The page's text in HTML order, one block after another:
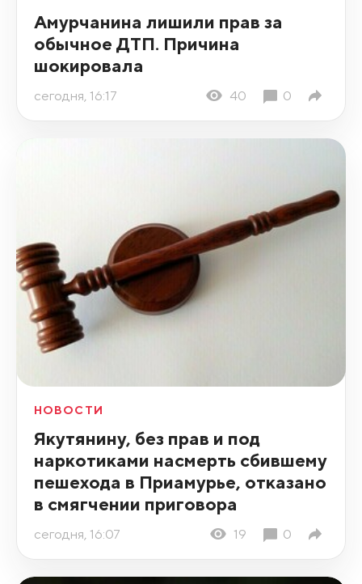
Амурчанина лишили прав за
обычное ДТП. Причина
шокировала
сегодня, 16:17 40 0
НОВОСТИ
Якутянину, без прав и под
наркотиками насмерть сбившему
пешехода в Приамурье, отказано
в смягчении приговора
сегодня, 16:07 19 0